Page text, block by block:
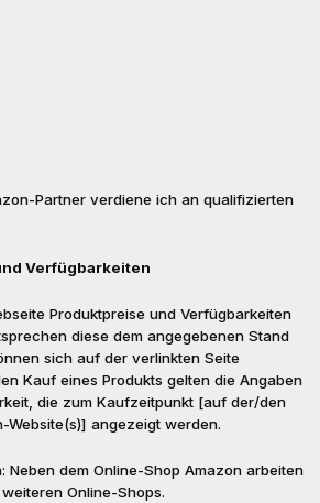
Partner verdiene ich an qualifizierten
Verfügbarkeiten
Produktpreise und Verfügbarkeiten
diese dem angegebenen Stand
sich auf der verlinkten Seite
Kauf eines Produkts gelten die Angaben
die zum Kaufzeitpunkt [auf der/den
Website(s)] angezeigt werden.
Neben dem Online-Shop Amazon arbeiten
Online-Shops.